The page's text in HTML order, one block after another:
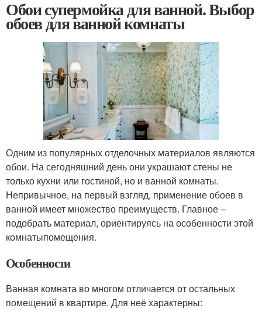
Обои супермойка для ванной. Выбор
обоев для ванной комнаты
Одним из популярных отделочных материалов являются
обои. На сегодняшний день они украшают стены не
только кухни или гостиной, но и ванной комнаты.
Непривычное, на первый взгляд, применение обоев в
ванной имеет множество преимуществ. Главное –
подобрать материал, ориентируясь на особенности этой
комнатыпомещения.
Особенности
Ванная комната во многом отличается от остальных
помещений в квартире. Для неё характерны: